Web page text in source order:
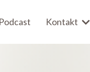
Podcast Kontakt